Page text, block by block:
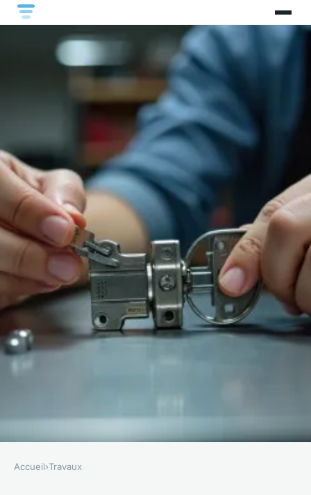
Accueil›Travaux